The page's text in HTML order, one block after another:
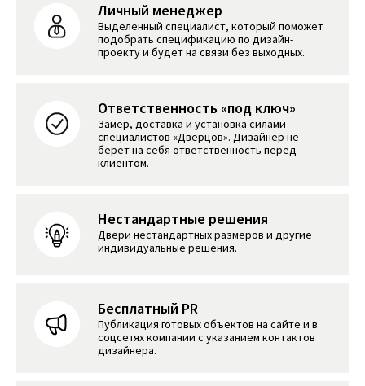
Личный менеджер
Выделенный специалист, который поможет
подобрать спецификацию по дизайн-
проекту и будет на связи без выходных.
Ответственность «под ключ»
Замер, доставка и установка силами
специалистов «Дверцов». Дизайнер не
берет на себя ответственность перед
клиентом.
Нестандартные решения
Двери нестандартных размеров и другие
индивидуальные решения.
Бесплатный PR
Публикация готовых объектов на сайте и в
соцсетях компании с указанием контактов
дизайнера.